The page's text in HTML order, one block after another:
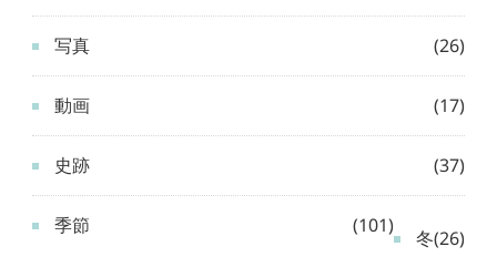
写真 (26)
動画 (17)
史跡 (37)
季節 (101)
冬(26)